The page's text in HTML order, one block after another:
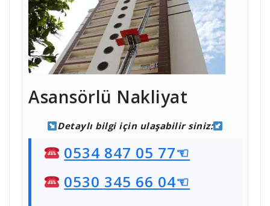
Asansörlü Nakliyat
Detaylı bilgi için ulaşabilir siniz:
0534 847 05 77☜
0530 345 66 04☜